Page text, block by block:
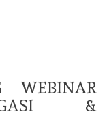
WEBINAR
&